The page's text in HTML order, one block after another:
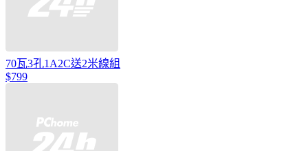
70瓦3孔1A2C送2米線組
$799